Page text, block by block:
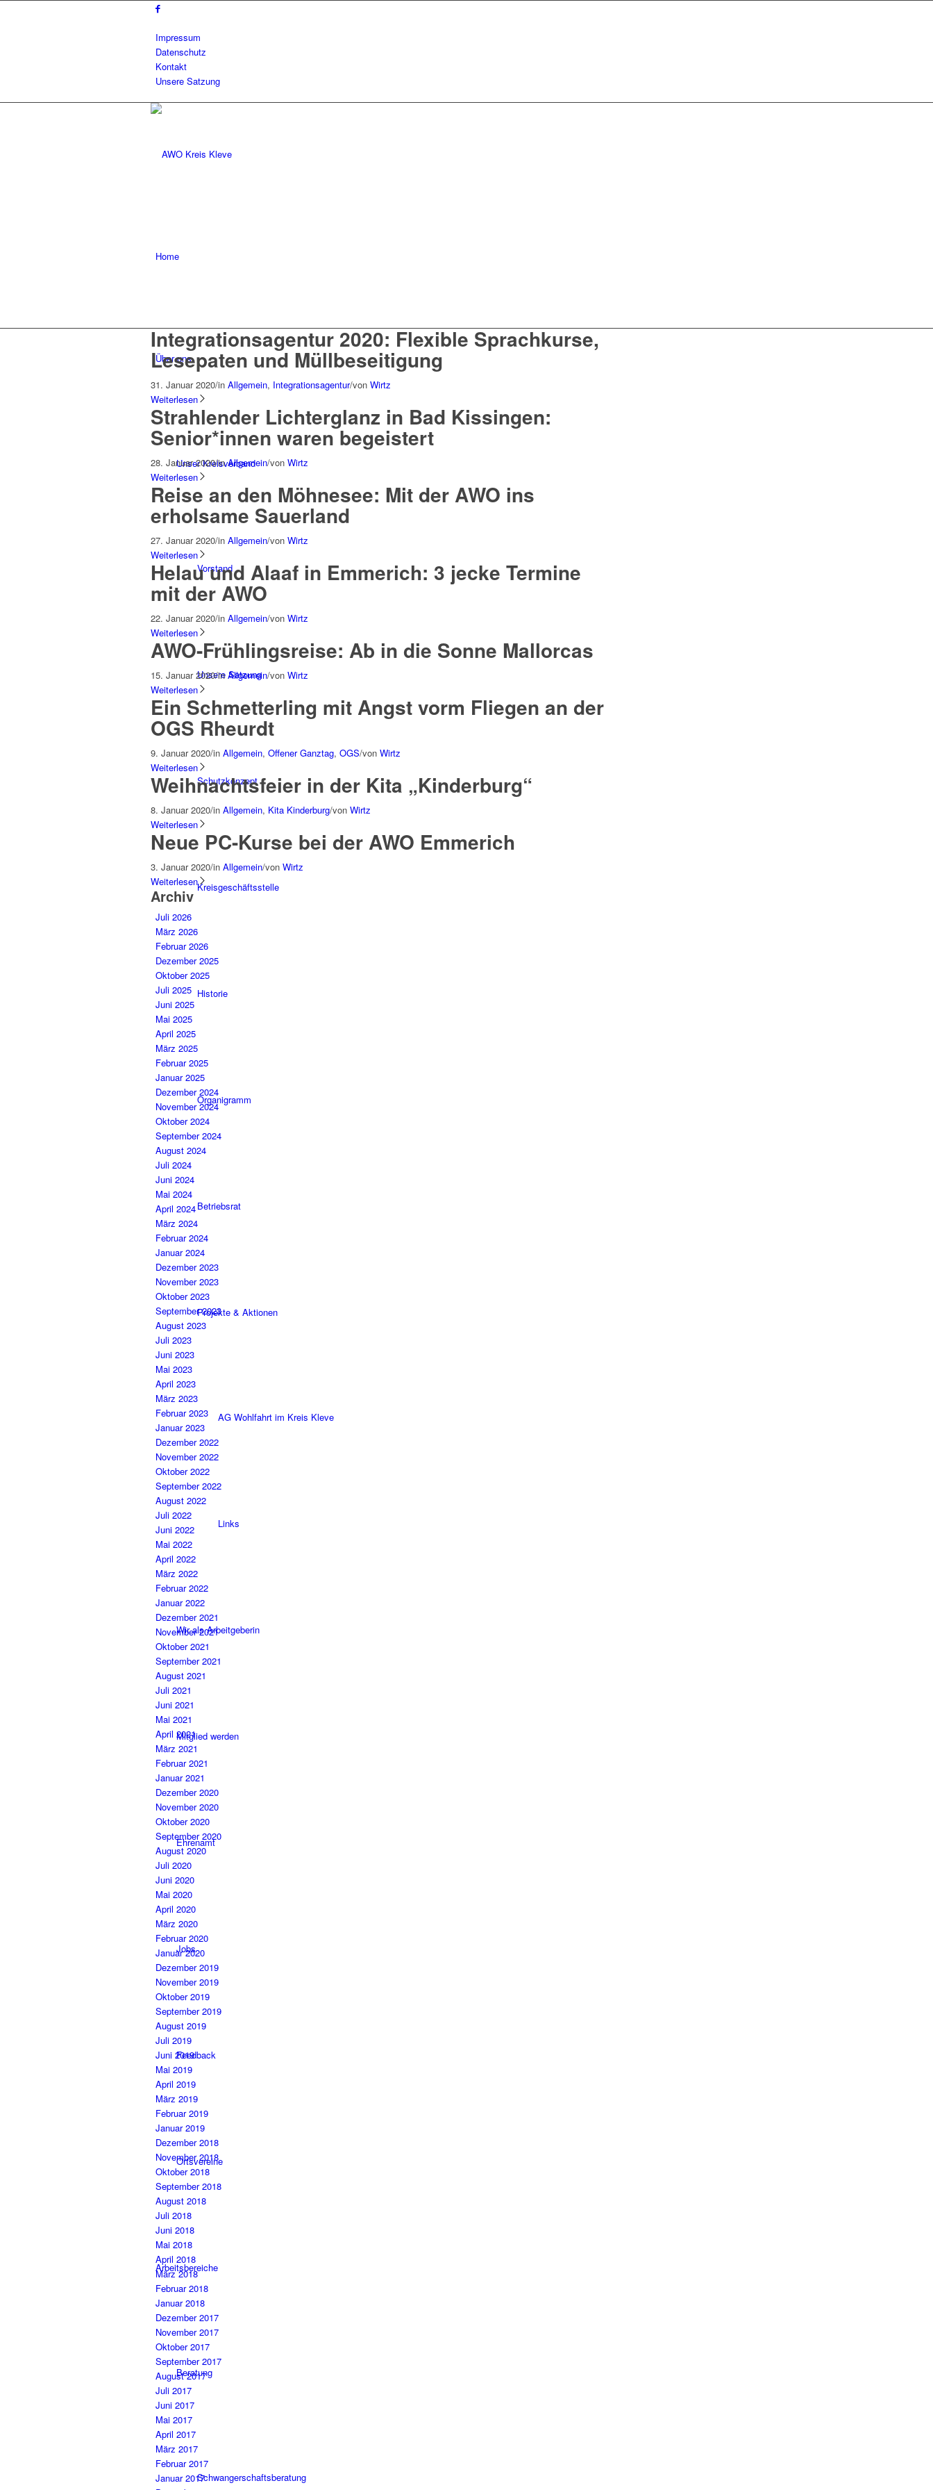
Impressum
Datenschutz
Kontakt
Unsere Satzung
Home
Über uns
Unser Kreisverband
Vorstand
Unsere Satzung
Schutzkonzept
Kreisgeschäftsstelle
Historie
Organigramm
Betriebsrat
Projekte & Aktionen
AG Wohlfahrt im Kreis Kleve
Links
Wir als Arbeitgeberin
Mitglied werden
Ehrenamt
Jobs
Feedback
Ortsvereine
Arbeitsbereiche
Beratung
Schwangerschaftsberatung
Integrationsagentur 2020: Flexible Sprachkurse,
Lesepaten und Müllbeseitigung
31. Januar 2020/in Allgemein, Integrationsagentur/von Wirtz
Weiterlesen
Strahlender Lichterglanz in Bad Kissingen:
Senior*innen waren begeistert
28. Januar 2020/inAllgemein/von Wirtz
Weiterlesen
Reise an den Möhnesee: Mit der AWO ins
erholsame Sauerland
27. Januar 2020/in Allgemein/von Wirtz
Weiterlesen
Helau und Alaaf in Emmerich: 3 jecke Termine
mit der AWO
22. Januar 2020/in Allgemein/von Wirtz
Weiterlesen
AWO-Frühlingsreise: Ab in die Sonne Mallorcas
15. Januar 2020/inAllgemein/von Wirtz
Weiterlesen
Ein Schmetterling mit Angst vorm Fliegen an der
OGS Rheurdt
9. Januar 2020/in Allgemein, Offener Ganztag, OGS/von Wirtz
Weiterlesen
Weihnachtsfeier in der Kita „Kinderburg“
8. Januar 2020/in Allgemein, Kita Kinderburg/von Wirtz
Weiterlesen
Neue PC-Kurse bei der AWO Emmerich
3. Januar 2020/in Allgemein/von Wirtz
Weiterlesen
Archiv
Juli 2026
März 2026
Februar 2026
Dezember 2025
Oktober 2025
Juli 2025
Juni 2025
Mai 2025
April 2025
März 2025
Februar 2025
Januar 2025
Dezember 2024
November 2024
Oktober 2024
September 2024
August 2024
Juli 2024
Juni 2024
Mai 2024
April 2024
März 2024
Februar 2024
Januar 2024
Dezember 2023
November 2023
Oktober 2023
September 2023
August 2023
Juli 2023
Juni 2023
Mai 2023
April 2023
März 2023
Februar 2023
Januar 2023
Dezember 2022
November 2022
Oktober 2022
September 2022
August 2022
Juli 2022
Juni 2022
Mai 2022
April 2022
März 2022
Februar 2022
Januar 2022
Dezember 2021
November 2021
Oktober 2021
September 2021
August 2021
Juli 2021
Juni 2021
Mai 2021
April 2021
März 2021
Februar 2021
Januar 2021
Dezember 2020
November 2020
Oktober 2020
September 2020
August 2020
Juli 2020
Juni 2020
Mai 2020
April 2020
März 2020
Februar 2020
Januar 2020
Dezember 2019
November 2019
Oktober 2019
September 2019
August 2019
Juli 2019
Juni 2019
Mai 2019
April 2019
März 2019
Februar 2019
Januar 2019
Dezember 2018
November 2018
Oktober 2018
September 2018
August 2018
Juli 2018
Juni 2018
Mai 2018
April 2018
März 2018
Februar 2018
Januar 2018
Dezember 2017
November 2017
Oktober 2017
September 2017
August 2017
Juli 2017
Juni 2017
Mai 2017
April 2017
März 2017
Februar 2017
Januar 2017